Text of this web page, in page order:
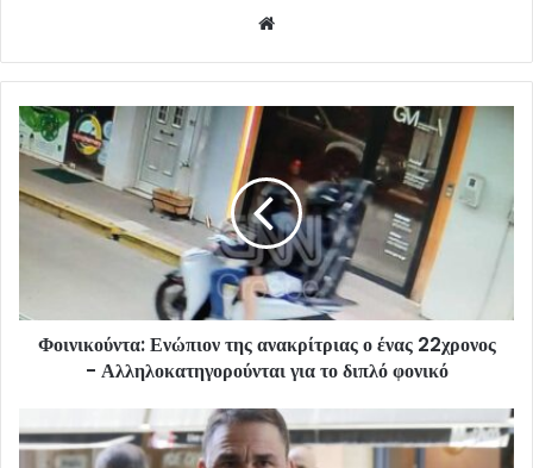
Φοινικούντα: Ενώπιον της ανακρίτριας ο ένας 22χρονος
- Αλληλοκατηγορούνται για το διπλό φονικό